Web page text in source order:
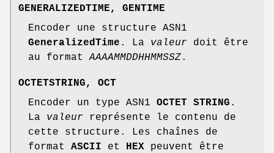
GENERALIZEDTIME , GENTIME
Encoder une structure ASN1
GeneralizedTime . La valeur doit être
au formatAAAAMMDDHHMMSSZ.
OCTETSTRING , OCT
Encoder un type ASN1 OCTET STRING .
La valeur représente le contenu de
cette structure. Les chaînes de
format ASCII et HEX peuvent être